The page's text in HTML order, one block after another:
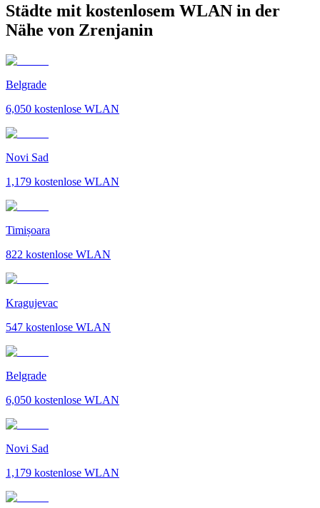
Städte mit kostenlosem WLAN in der
Nähe von Zrenjanin
Belgrade
6,050 kostenlose WLAN
Novi Sad
1,179 kostenlose WLAN
Timișoara
822 kostenlose WLAN
Kragujevac
547 kostenlose WLAN
Belgrade
6,050 kostenlose WLAN
Novi Sad
1,179 kostenlose WLAN